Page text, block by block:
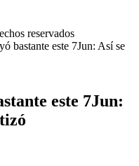
reservados
bastante este 7Jun: Así se
este 7Jun: